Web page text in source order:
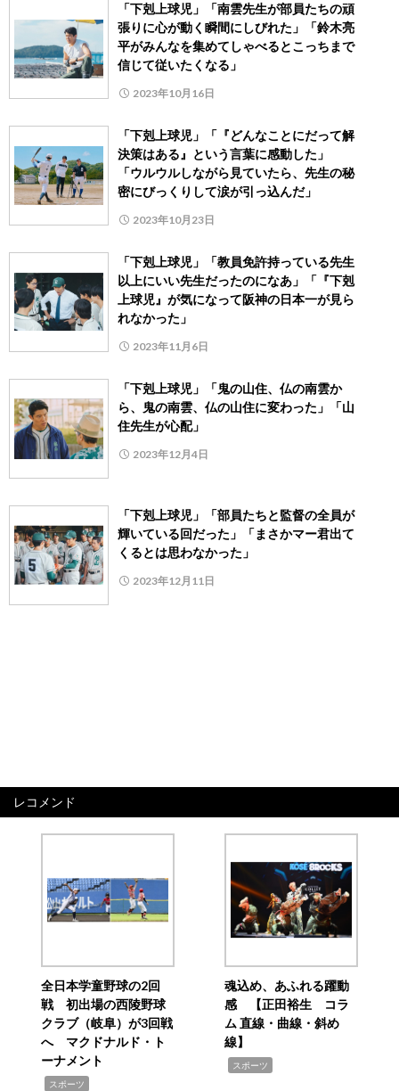
「下剋上球児」「南雲先生が部員たちの頑
張りに心が動く瞬間にしびれた」「鈴木亮
平がみんなを集めてしゃべるとこっちまで
信じて従いたくなる」
2023年10月16日
「下剋上球児」「『どんなことにだって解
決策はある』という言葉に感動した」
「ウルウルしながら見ていたら、先生の秘
密にびっくりして涙が引っ込んだ」
2023年10月23日
「下剋上球児」「教員免許持っている先生
以上にいい先生だったのになあ」「『下剋
上球児』が気になって阪神の日本一が見ら
れなかった」
2023年11月6日
「下剋上球児」「鬼の山住、仏の南雲か
ら、鬼の南雲、仏の山住に変わった」「山
住先生が心配」
2023年12月4日
「下剋上球児」「部員たちと監督の全員が
輝いている回だった」「まさかマー君出て
くるとは思わなかった」
2023年12月11日
レコメンド
全日本学童野球の2回
戦 初出場の西陵野球
クラブ（岐阜）が3回戦
へ マクドナルド・ト
ーナメント
スポーツ
魂込め、あふれる躍動
感 【正田裕生 コラ
ム 直線・曲線・斜め
線】
スポーツ